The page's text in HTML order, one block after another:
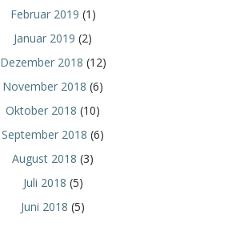
Februar 2019 (1)
Januar 2019 (2)
Dezember 2018 (12)
November 2018 (6)
Oktober 2018 (10)
September 2018 (6)
August 2018 (3)
Juli 2018 (5)
Juni 2018 (5)